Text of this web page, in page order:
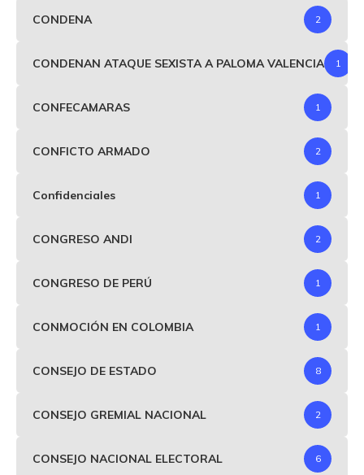
CONDENA 2
CONDENAN ATAQUE SEXISTA A PALOMA VALENCIA 1
CONFECAMARAS 1
CONFICTO ARMADO 2
Confidenciales 1
CONGRESO ANDI 2
CONGRESO DE PERÚ 1
CONMOCIÓN EN COLOMBIA 1
CONSEJO DE ESTADO 8
CONSEJO GREMIAL NACIONAL 2
CONSEJO NACIONAL ELECTORAL 6